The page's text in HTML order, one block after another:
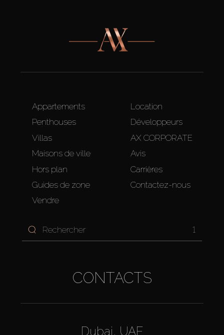
Appartements
Penthouses
Villas
Maisons de ville
Hors plan
Guides de zone
Vendre
Location
Développeurs
AX CORPORATE
Avis
Carrières
Contactez-nous
1
CONTACTS
Dubai, UAE